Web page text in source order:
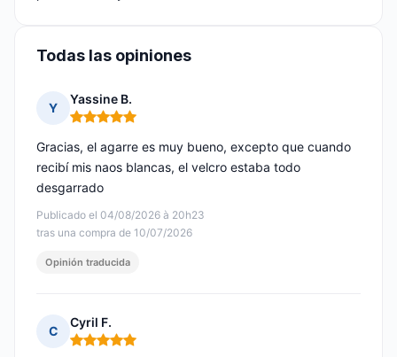
Todas las opiniones
Y
Yassine B.
Nota: 5 de 5
Publicado el 04/08/2026 à 20h23
tras una compra de 10/07/2026
Gracias, el agarre es muy bueno, excepto que cuando
recibí mis naos blancas, el velcro estaba todo
desgarrado
Opinión traducida
C
Cyril F.
Nota: 5 de 5